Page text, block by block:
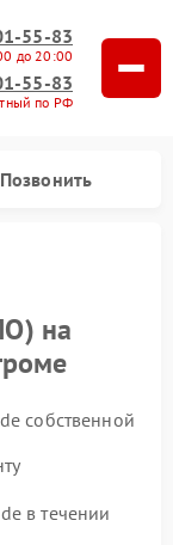
55-83
до 20:00
55-83
по РФ
Позвонить
на
собственной
в течении